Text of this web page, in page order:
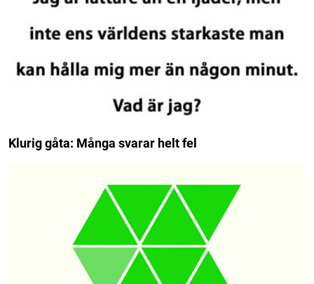
Klurig gåta: Många svarar helt fel